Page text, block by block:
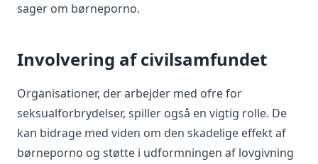
sager om børneporno.
Involvering af civilsamfundet
Organisationer, der arbejder med ofre for
seksualforbrydelser, spiller også en vigtig rolle. De
kan bidrage med viden om den skadelige effekt af
børneporno og støtte i udformningen af lovgivning